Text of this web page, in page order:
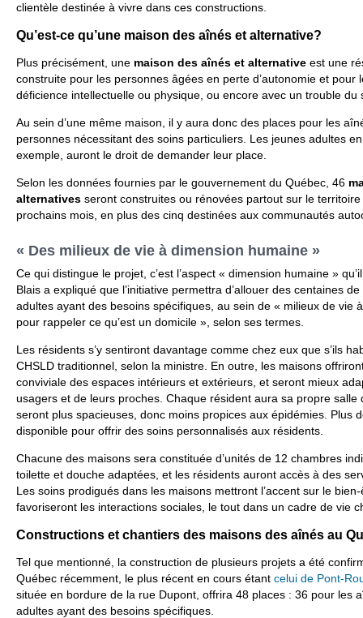
clientèle destinée à vivre dans ces constructions.
Qu’est-ce qu’une maison des aînés et alternative?
Plus précisément, une maison des aînés et alternative est une
construite pour les personnes âgées en perte d’autonomie et pour
déficience intellectuelle ou physique, ou encore avec un trouble du
Au sein d’une même maison, il y aura donc des places pour les
personnes nécessitant des soins particuliers. Les jeunes adultes
exemple, auront le droit de demander leur place.
Selon les données fournies par le gouvernement du Québec, 46
alternatives seront construites ou rénovées partout sur le
prochains mois, en plus des cinq destinées aux communautés
« Des milieux de vie à dimension humaine »
Ce qui distingue le projet, c’est l’aspect « dimension humaine »
Blais a expliqué que l’initiative permettra d’allouer des centaines
adultes ayant des besoins spécifiques, au sein de « milieux de vie
pour rappeler ce qu’est un domicile », selon ses termes.
Les résidents s’y sentiront davantage comme chez eux que s’ils
CHSLD traditionnel, selon la ministre. En outre, les maisons
conviviale des espaces intérieurs et extérieurs, et seront mieux
usagers et de leurs proches. Chaque résident aura sa propre salle
seront plus spacieuses, donc moins propices aux épidémies. Plus
disponible pour offrir des soins personnalisés aux résidents.
Chacune des maisons sera constituée d’unités de 12 chambres
toilette et douche adaptées, et les résidents auront accès à des
Les soins prodigués dans les maisons mettront l’accent sur le
favoriseront les interactions sociales, le tout dans un cadre de vie
Constructions et chantiers des maisons des aînés au
Tel que mentionné, la construction de plusieurs projets a été
Québec récemment, le plus récent en cours étant celui de Pont-
située en bordure de la rue Dupont, offrira 48 places : 36 pour les
adultes ayant des besoins spécifiques.